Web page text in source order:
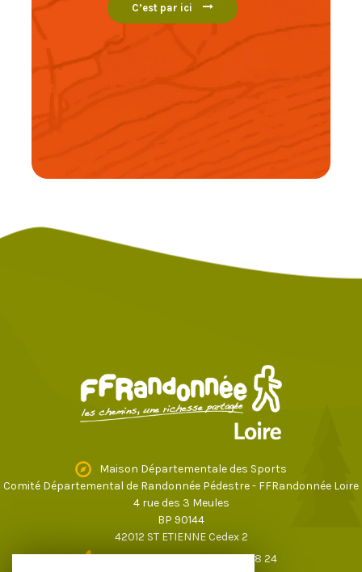
C’est par ici
Maison Départementale des Sports
Comité Départemental de Randonnée Pédestre - FFRandonnée Loire
4 rue des 3 Meules
BP 90144
42012 ST ETIENNE Cedex 2
04 77 43 59 17ou04 77 37 28 24